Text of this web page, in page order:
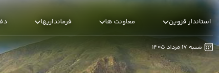
استاندار قزوین معاونت ها فرمانداریها
شنبه 17 مرداد 1405
استاندار قزوین - استانداری قزوین